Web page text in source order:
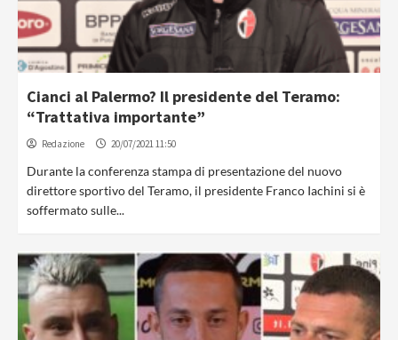
Cianci al Palermo? Il presidente del Teramo:
“Trattativa importante”
Redazione 20/07/2021 11:50
Durante la conferenza stampa di presentazione del nuovo
direttore sportivo del Teramo, il presidente Franco Iachini si è
soffermato sulle...